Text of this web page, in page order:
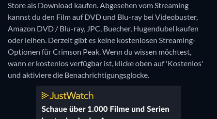
Store als Download kaufen.Abgesehen vom Streaming
kannst du den Film auf DVD und Blu-ray bei Videobuster,
Amazon DVD / Blu-ray, JPC, Buecher, Hugendubel kaufen
oder leihen. Derzeit gibt es keine kostenlosen Streaming-
Optionen für Crimson Peak. Wenn du wissen möchtest,
wann er kostenlos verfügbar ist, klicke oben auf 'Kostenlos'
und aktiviere die Benachrichtigungsglocke.